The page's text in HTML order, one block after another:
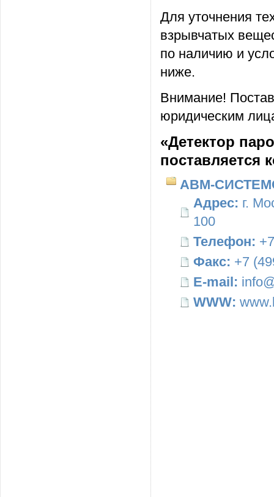
Для уточнения
взрывчатых
по наличию и
ниже.
Внимание!
юридическим
«Детектор
поставляется
АВМ-
Адрес: г.
100
Телефон:
Факс: +7
E-mail:
WWW: